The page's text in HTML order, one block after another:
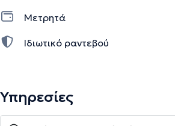
Μετρητά
Ιδιωτικό ραντεβού
Υπηρεσίες